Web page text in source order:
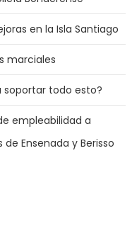
en la Isla Santiago
marciales
soportar todo esto?
empleabilidad a
Ensenada y Berisso